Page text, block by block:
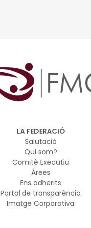
LA FEDERACIÓ
Salutació
Qui som?
Comitè Executiu
Àrees
Ens adherits
Portal de transparència
Imatge Corporativa